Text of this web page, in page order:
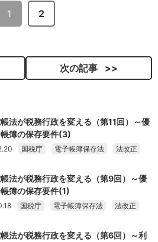
1 2
次の記事
法が税務行政を変える（第11回）～優
簿の保存要件(3)
国税庁 電子帳簿保存法 法改正
法が税務行政を変える（第9回）～優
簿の保存要件(1)
国税庁 電子帳簿保存法 法改正
法が税務行政を変える（第6回）～利